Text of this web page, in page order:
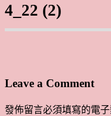
4_22 (2)
Leave a Comment
發佈留言必須填寫的電